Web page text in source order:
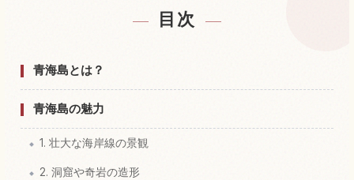
青海島付近の宿を探す
目次
青海島とは？
青海島の魅力
1. 壮大な海岸線の景観
2. 洞窟や奇岩の造形